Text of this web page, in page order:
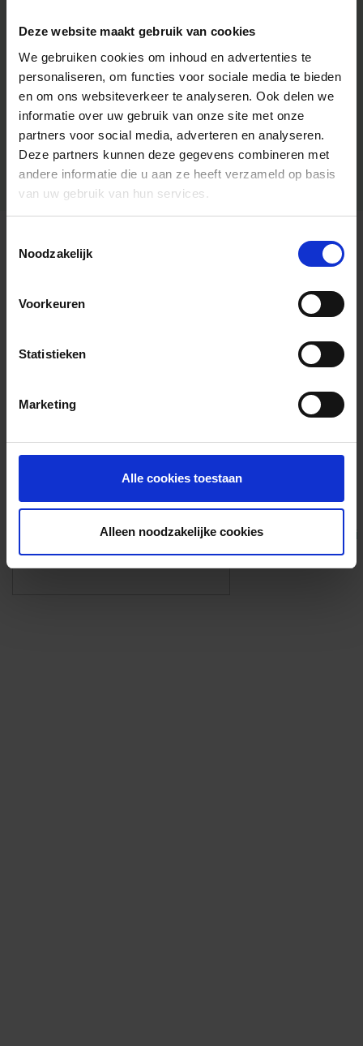
Deze website maakt gebruik van cookies
We gebruiken cookies om inhoud en advertenties te
personaliseren, om functies voor sociale media te bieden
en om ons websiteverkeer te analyseren. Ook delen we
informatie over uw gebruik van onze site met onze
partners voor social media, adverteren en analyseren.
Deze partners kunnen deze gegevens combineren met
andere informatie die u aan ze heeft verzameld op basis
van uw gebruik van hun services.
Noodzakelijk
Voorkeuren
Statistieken
Marketing
Alle cookies toestaan
Alleen noodzakelijke cookies
Algemene informatie
Foto’s ({{photos.length}})
Eigen foto’s